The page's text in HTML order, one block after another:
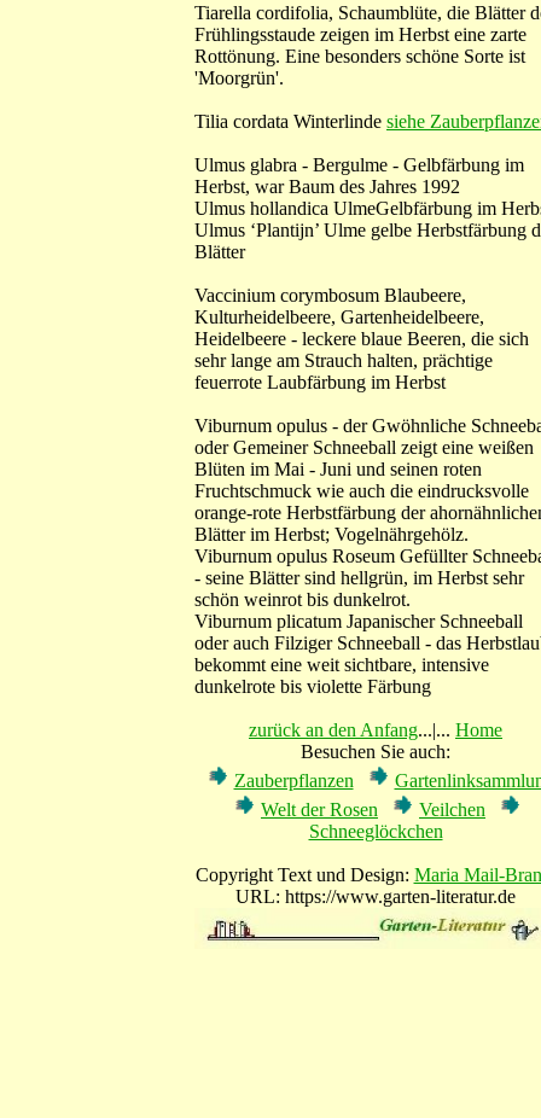
Tiarella cordifolia, Schaumblüte, die Blätter
Frühlingsstaude zeigen im Herbst eine zarte
Rottönung. Eine besonders schöne Sorte ist
'Moorgrün'.
Tilia cordata Winterlinde siehe
Ulmus glabra - Bergulme - Gelbfärbung im
Herbst, war Baum des Jahres 1992
Ulmus hollandica UlmeGelbfärbung im
Ulmus ‘Plantijn’ Ulme gelbe Herbstfärbung
Blätter
Vaccinium corymbosum Blaubeere,
Kulturheidelbeere, Gartenheidelbeere,
Heidelbeere - leckere blaue Beeren, die sich
sehr lange am Strauch halten, prächtige
feuerrote Laubfärbung im Herbst
Viburnum opulus - der Gwöhnliche
oder Gemeiner Schneeball zeigt eine weißen
Blüten im Mai - Juni und seinen roten
Fruchtschmuck wie auch die eindrucksvolle
orange-rote Herbstfärbung der
Blätter im Herbst; Vogelnährgehölz.
Viburnum opulus Roseum Gefüllter
- seine Blätter sind hellgrün, im Herbst sehr
schön weinrot bis dunkelrot.
Viburnum plicatum Japanischer Schneeball
oder auch Filziger Schneeball - das
bekommt eine weit sichtbare, intensive
dunkelrote bis violette Färbung
zurück an den Anfang...|... Home
Besuchen Sie auch:
Zauberpflanzen
Welt der Rosen
Veilchen
Schneeglöckchen
Copyright Text und Design: Maria Mail-
URL: https://www.garten-literatur.de